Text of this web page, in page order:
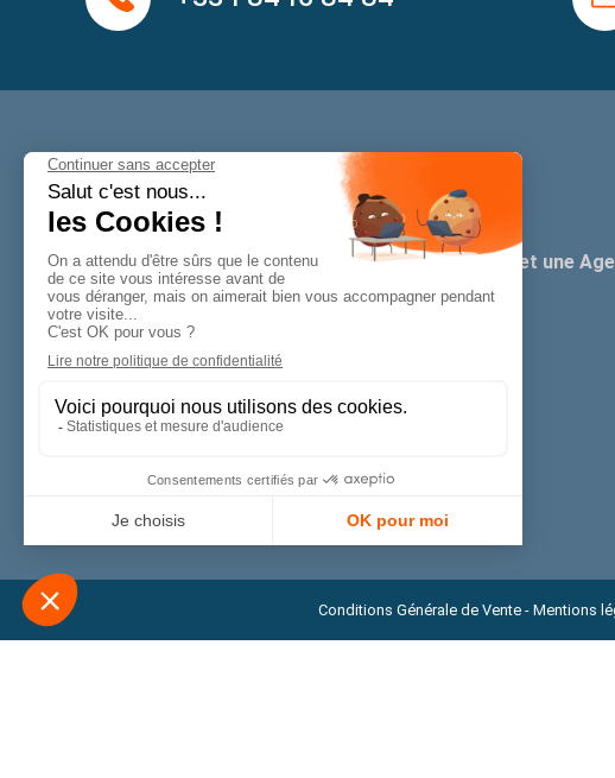
Nous sommes une Agence de Stratégie Digitale et une
Web.
FAQ
Notre newsletter
Conditions Générale de Vente Mentions